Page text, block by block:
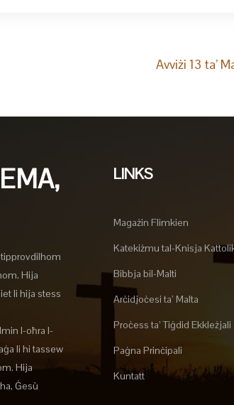
Avviżi 13 ta’
Hija
li hija stess
l-oħra l-
li hi tassew
Hija
Ġesù
LINKS
Magażin Flimkien
Katekiżmu tal-Knisja
Bibbja bil-Malti
Arċidjoċesi ta’ Malta
Proċess ta’ Tiġdid Ekkleżjali
Paġna Prinċipali
Kuntatt